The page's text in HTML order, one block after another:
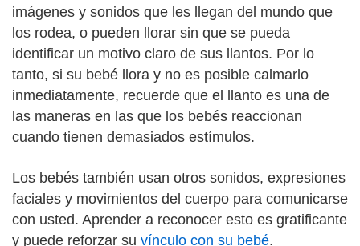
imágenes y sonidos que les llegan del mundo que
los rodea, o pueden llorar sin que se pueda
identificar un motivo claro de sus llantos. Por lo
tanto, si su bebé llora y no es posible calmarlo
inmediatamente, recuerde que el llanto es una de
las maneras en las que los bebés reaccionan
cuando tienen demasiados estímulos.
Los bebés también usan otros sonidos, expresiones
faciales y movimientos del cuerpo para comunicarse
con usted. Aprender a reconocer esto es gratificante
y puede reforzar su vínculo con su bebé.